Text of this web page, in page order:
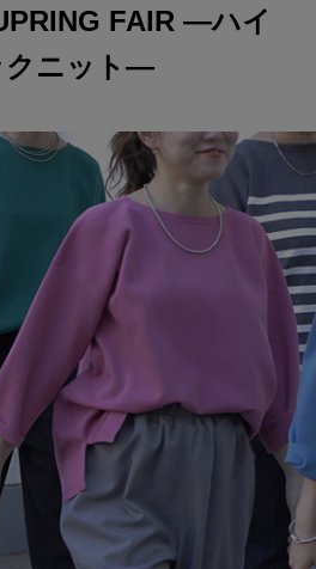
をチェック
ーに活躍
軽量傘
ンの季節！
FAIR ―ハイ
クニット―